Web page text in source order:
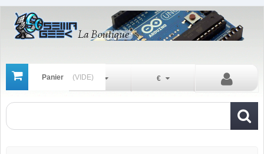
Panier (VIDE) €
Fr